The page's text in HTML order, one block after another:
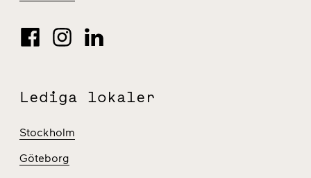
Lediga lokaler
Stockholm
Göteborg